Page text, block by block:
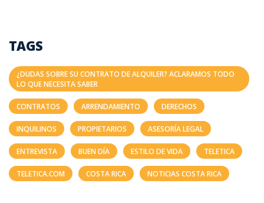
TAGS
¿DUDAS SOBRE SU CONTRATO DE ALQUILER? ACLARAMOS TODO
LO QUE NECESITA SABER
CONTRATOS ARRENDAMIENTO DERECHOS
INQUILINOS PROPIETARIOS ASESORÍA LEGAL
ENTREVISTA BUEN DÍA ESTILO DE VIDA TELETICA
TELETICA.COM COSTA RICA NOTICIAS COSTA RICA